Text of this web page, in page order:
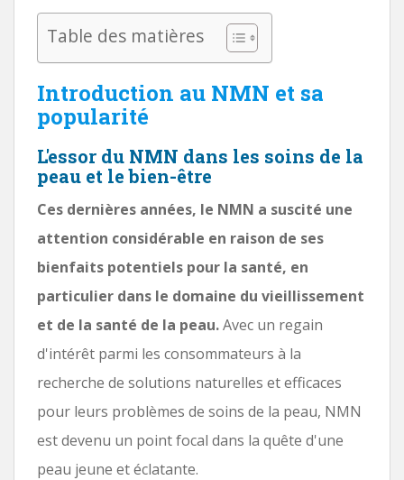
Table des matières
Introduction au NMN et sa
popularité
L'essor du NMN dans les soins de la
peau et le bien-être
Ces dernières années, le NMN a suscité une
attention considérable en raison de ses
bienfaits potentiels pour la santé, en
particulier dans le domaine du vieillissement
et de la santé de la peau.Avec un regain
d'intérêt parmi les consommateurs à la
recherche de solutions naturelles et efficaces
pour leurs problèmes de soins de la peau, NMN
est devenu un point focal dans la quête d'une
peau jeune et éclatante.